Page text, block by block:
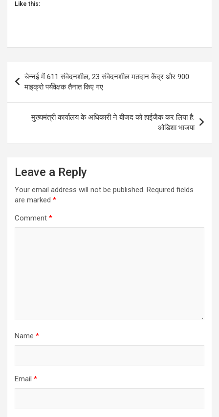
Like this:
Post
navigation
चेन्नई में 611 संवेदनशील, 23 ​​संवेदनशील मतदान केंद्र और 900
माइक्रो पर्यवेक्षक तैनात किए गए
मुख्यमंत्री कार्यालय के अधिकारी ने बीजद को हाईजैक कर लिया है:
ओडिशा भाजपा
Leave a Reply
Your email address will not be published. Required fields
are marked *
Comment *
Name *
Email *